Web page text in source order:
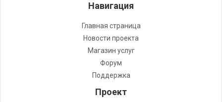
Навигация
Главная страница
Новости проекта
Магазин услуг
Форум
Поддержка
Проект